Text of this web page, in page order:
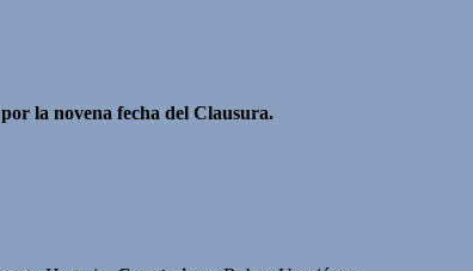
la novena fecha del Clausura.